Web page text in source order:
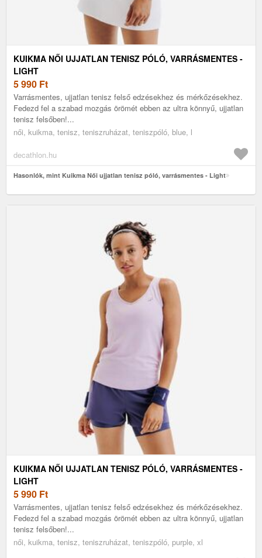
KUIKMA NŐI UJJATLAN TENISZ PÓLÓ, VARRÁSMENTES -
LIGHT
5 990 Ft
Varrásmentes, ujjatlan tenisz felső edzésekhez és mérkőzésekhez.
Fedezd fel a szabad mozgás örömét ebben az ultra könnyű, ujjatlan
tenisz felsőben!...
női, kuikma, tenisz, teniszruházat, teniszpóló, blue, l
decathlon.hu
Hasonlók, mint Kuikma Női ujjatlan tenisz póló, varrásmentes - Light
KUIKMA NŐI UJJATLAN TENISZ PÓLÓ, VARRÁSMENTES -
LIGHT
5 990 Ft
Varrásmentes, ujjatlan tenisz felső edzésekhez és mérkőzésekhez.
Fedezd fel a szabad mozgás örömét ebben az ultra könnyű, ujjatlan
tenisz felsőben!...
női, kuikma, tenisz, teniszruházat, teniszpóló, purple, xl